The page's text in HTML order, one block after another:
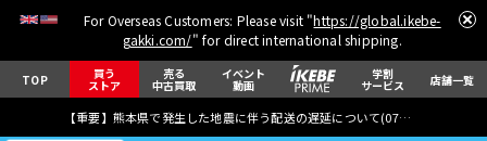
For Overseas Customers: Please visit "https://global.ikebe-
gakki.com/" for direct international shipping.
TOP 買う
ストア
売る
中古買取
イベント
動画
学割
サービス 店舗一覧
【重要】熊本県で発生した地震に伴う配送の遅延について(07月29日